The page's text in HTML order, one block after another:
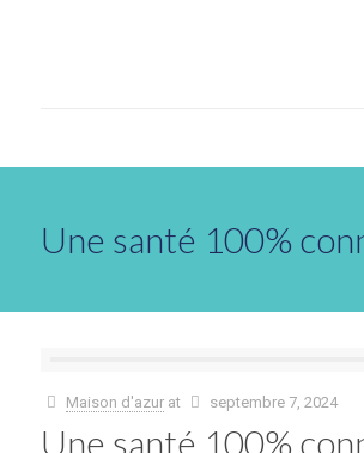
Une santé 100%
Maison d'azur at septembre 7, 2024
Une santé 100%